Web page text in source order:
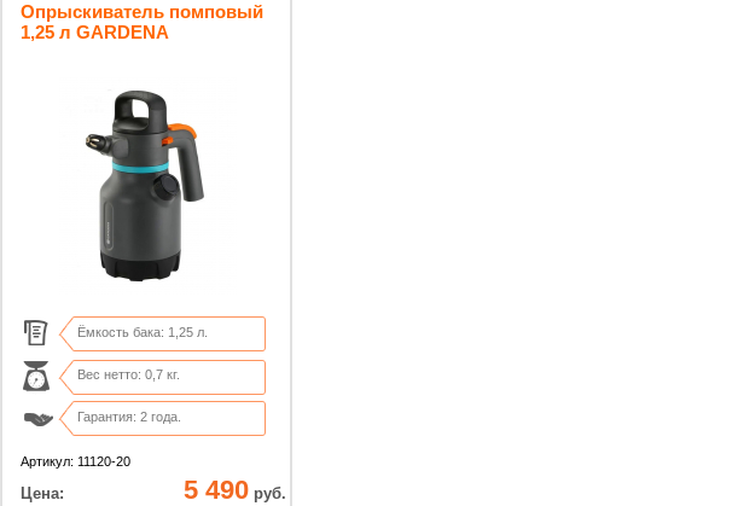
Опрыскиватель помповый
1,25 л GARDENA
Ёмкость бака: 1,25 л.
Вес нетто: 0,7 кг.
Гарантия: 2 года.
Размер: 15х15х29 см.
Артикул: 11120-20
Цена: 5 490 руб.